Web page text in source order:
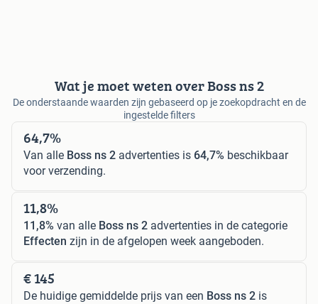
Wat je moet weten over Boss ns 2
De onderstaande waarden zijn gebaseerd op je zoekopdracht en de
ingestelde filters
64,7%
Van alle Boss ns 2 advertenties is 64,7% beschikbaar
voor verzending.
11,8%
11,8% van alle Boss ns 2 advertenties in de categorie
Effecten zijn in de afgelopen week aangeboden.
€ 145
De huidige gemiddelde prijs van een Boss ns 2 is